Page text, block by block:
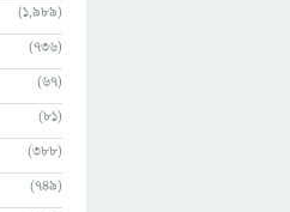
(1,989)
(736)
(67)
(81)
(388)
(749)